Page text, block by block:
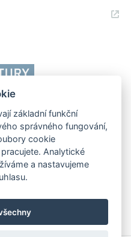
Brně,
Fakulta
architektury
BRNĚ
základní funkční
správného fungování,
cookie
Analytické
a nastavujeme